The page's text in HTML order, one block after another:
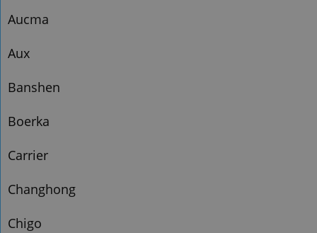
Aucma
Aux
Banshen
Boerka
Carrier
Changhong
Chigo